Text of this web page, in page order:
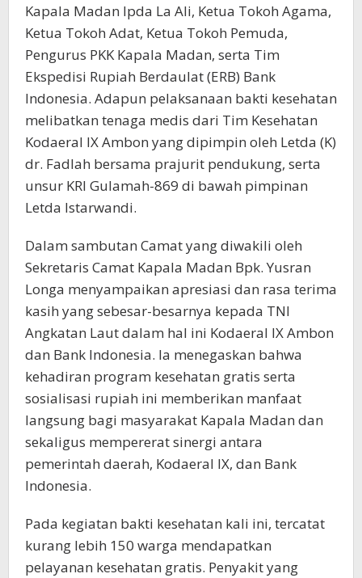
Kapala Madan Ipda La Ali, Ketua Tokoh Agama,
Ketua Tokoh Adat, Ketua Tokoh Pemuda,
Pengurus PKK Kapala Madan, serta Tim
Ekspedisi Rupiah Berdaulat (ERB) Bank
Indonesia. Adapun pelaksanaan bakti kesehatan
melibatkan tenaga medis dari Tim Kesehatan
Kodaeral IX Ambon yang dipimpin oleh Letda (K)
dr. Fadlah bersama prajurit pendukung, serta
unsur KRI Gulamah-869 di bawah pimpinan
Letda Istarwandi.
Dalam sambutan Camat yang diwakili oleh
Sekretaris Camat Kapala Madan Bpk. Yusran
Longa menyampaikan apresiasi dan rasa terima
kasih yang sebesar-besarnya kepada TNI
Angkatan Laut dalam hal ini Kodaeral IX Ambon
dan Bank Indonesia. Ia menegaskan bahwa
kehadiran program kesehatan gratis serta
sosialisasi rupiah ini memberikan manfaat
langsung bagi masyarakat Kapala Madan dan
sekaligus mempererat sinergi antara
pemerintah daerah, Kodaeral IX, dan Bank
Indonesia.
Pada kegiatan bakti kesehatan kali ini, tercatat
kurang lebih 150 warga mendapatkan
pelayanan kesehatan gratis. Penyakit yang